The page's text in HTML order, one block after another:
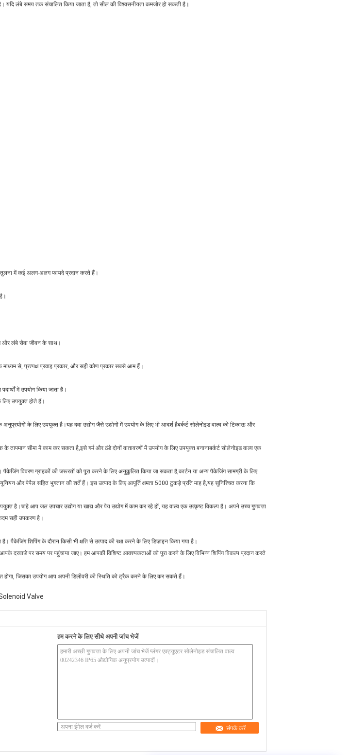
यदि लंबे समय तक संचालित किया जाता है, तो सील की विश्वसनीयता कमजोर हो सकती है।
तुलना में कई अलग-अलग फायदे प्रदान करते हैं।
और लंबे सेवा जीवन के साथ।
से, प्रत्यक्ष प्रवाह प्रकार, और सही कोण प्रकार सबसे आम हैं।
में उपयोग किया जाता है।
लिए उपयुक्त होते हैं।
के लिए उपयुक्त है।यह दवा उद्योग जैसे उद्योगों में उपयोग के लिए भी आदर्श हैबर्कर्ट सोलेनोइड वाल्व को टिकाऊ और
सीमा में काम कर सकता है,इसे गर्म और ठंडे दोनों वातावरणों में उपयोग के लिए उपयुक्त बनानाबर्कर्ट सोलेनोइड वाल्व एक
विवरण ग्राहकों की जरूरतों को पूरा करने के लिए अनुकूलित किया जा सकता है,कार्टन या अन्य पैकेजिंग सामग्री के लिए
और पेपैल सहित भुगतान की शर्तें हैं। इस उत्पाद के लिए आपूर्ति क्षमता 5000 टुकड़े प्रति माह है,यह सुनिश्चित करना कि
है।चाहे आप जल उपचार उद्योग या खाद्य और पेय उद्योग में काम कर रहे हों, यह वाल्व एक उत्कृष्ट विकल्प है। अपने उच्च गुणवत्ता
सही उपकरण है।
पैकेजिंग शिपिंग के दौरान किसी भी क्षति से उत्पाद की रक्षा करने के लिए डिज़ाइन किया गया है।
दरवाजे पर समय पर पहुंचाया जाए। हम आपकी विशिष्ट आवश्यकताओं को पूरा करने के लिए विभिन्न शिपिंग विकल्प प्रदान करते
होगा, जिसका उपयोग आप अपनी डिलीवरी की स्थिति को ट्रैक करने के लिए कर सकते हैं।
Valve
हम करने के लिए सीधे अपनी जांच भेजें
संपर्क करें